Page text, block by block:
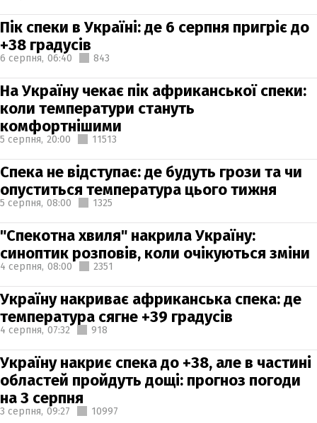
Пік спеки в Україні: де 6 серпня пригріє до
+38 градусів
6 серпня, 06:40 843
На Україну чекає пік африканської спеки:
коли температури стануть
комфортнішими
5 серпня, 20:00 11513
Спека не відступає: де будуть грози та чи
опуститься температура цього тижня
5 серпня, 08:00 1325
"Спекотна хвиля" накрила Україну:
синоптик розповів, коли очікуються зміни
4 серпня, 08:00 2351
Україну накриває африканська спека: де
температура сягне +39 градусів
4 серпня, 07:32 918
Україну накриє спека до +38, але в частині
областей пройдуть дощі: прогноз погоди
на 3 серпня
3 серпня, 09:27 10997